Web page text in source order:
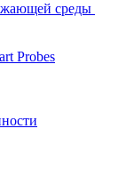
среды
Probes